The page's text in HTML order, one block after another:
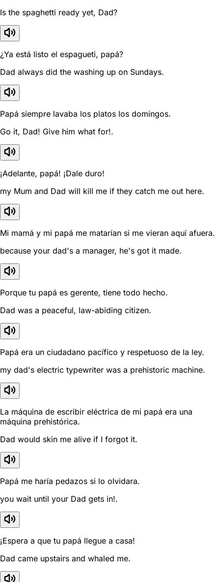
Is the spaghetti ready yet, Dad?
¿Ya está listo el espagueti, papá?
Dad always did the washing up on Sundays.
Papá siempre lavaba los platos los domingos.
Go it, Dad! Give him what for!.
¡Adelante, papá! ¡Dale duro!
my Mum and Dad will kill me if they catch me out here.
Mi mamá y mi papá me matarían si me vieran aquí afuera.
because your dad's a manager, he's got it made.
Porque tu papá es gerente, tiene todo hecho.
Dad was a peaceful, law-abiding citizen.
Papá era un ciudadano pacífico y respetuoso de la ley.
my dad's electric typewriter was a prehistoric machine.
La máquina de escribir eléctrica de mi papá era una
máquina prehistórica.
Dad would skin me alive if I forgot it.
Papá me haría pedazos si lo olvidara.
you wait until your Dad gets in!.
¡Espera a que tu papá llegue a casa!
Dad came upstairs and whaled me.